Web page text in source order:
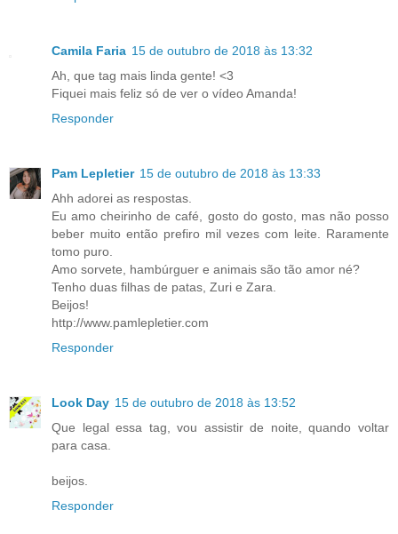
Camila Faria 15 de outubro de 2018 às 13:32
Ah, que tag mais linda gente! <3
Fiquei mais feliz só de ver o vídeo Amanda!
Responder
Pam Lepletier 15 de outubro de 2018 às 13:33
Ahh adorei as respostas.
Eu amo cheirinho de café, gosto do gosto, mas não posso
beber muito então prefiro mil vezes com leite. Raramente
tomo puro.
Amo sorvete, hambúrguer e animais são tão amor né?
Tenho duas filhas de patas, Zuri e Zara.
Beijos!
http://www.pamlepletier.com
Responder
Look Day 15 de outubro de 2018 às 13:52
Que legal essa tag, vou assistir de noite, quando voltar
para casa.
beijos.
Responder